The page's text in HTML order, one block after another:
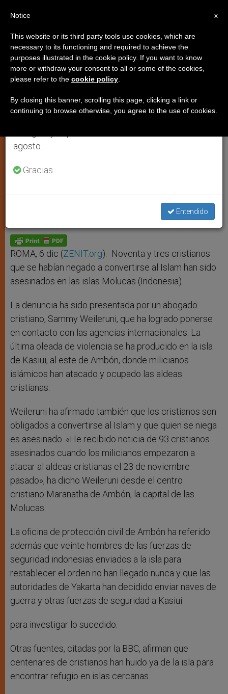
Indonesia: Asesinados 93
cristianos en las Molucas
pasado hay ya más de 4.000 muertos
DICIEMBRE 06, 2000 00:00
h
A
p
p
e
n
g
e
r
a
o
o
k
w
e
h
ROMA, 6 dic (ZENIT.org).- Noventa y tres cristianos
que se habían negado a convertirse al Islam han sido
asesinados en las islas Molucas (Indonesia).
La denuncia ha sido presentada por un abogado
cristiano, Sammy Weileruni, que ha logrado ponerse
en contacto con las agencias internacionales. La
última oleada de violencia se ha producido en la isla
de Kasiui, al este de Ambón, donde milicianos
islámicos han atacado y ocupado las aldeas
cristianas.
Weileruni ha afirmado también que los cristianos son
obligados a convertirse al Islam y que quien se niega
es asesinado. «He recibido noticia de 93 cristianos
asesinados cuando los milicianos empezaron a
atacar al aldeas cristianas el 23 de noviembre
pasado», ha dicho Weileruni desde el centro
cristiano Maranatha de Ambón, la capital de las
Molucas.
La oficina de protección civil de Ambón ha referido
además que veinte hombres de las fuerzas de
seguridad indonesias enviados a la isla para
restablecer el orden no han llegado nunca y que las
autoridades de Yakarta han decidido enviar naves de
guerra y otras fuerzas de seguridad a Kasiui
para investigar lo sucedido.
Otras fuentes, citadas por la BBC, afirman que
centenares de cristianos han huido ya de la isla para
encontrar refugio en islas cercanas.
×
Aviso importante
Del 27 de julio al 7 de agosto haremos la pausa
anual, aprovechando que en el periodo de verano
se generan menos informaciones y también el
agosto.
Gracias.
Entendido
x
Notice
This website or its third party tools use cookies, which are
necessary to its functioning and required to achieve the
purposes illustrated in the cookie policy. If you want to know
more or withdraw your consent to all or some of the cookies,
please refer to the cookie policy
By closing this banner, scrolling this page, clicking a link or
continuing to browse otherwise, you agree to the use of cookies.